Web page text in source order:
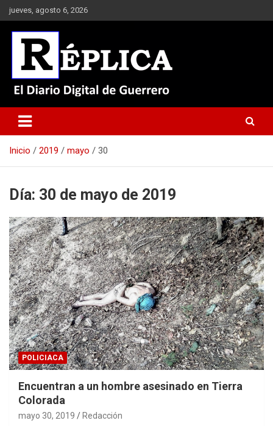
Saltar
al
contenido
jueves, agosto 6, 2026
Réplica
Inicio 2019 mayo 30
Día: 30 de mayo de 2019
POLICIACA
Encuentran a un hombre asesinado en Tierra
Colorada
mayo 30, 2019 Redacción